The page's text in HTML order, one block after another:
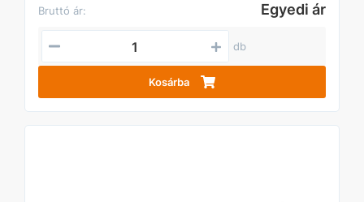
Bruttó ár:
Egyedi ár
db
Kosárba